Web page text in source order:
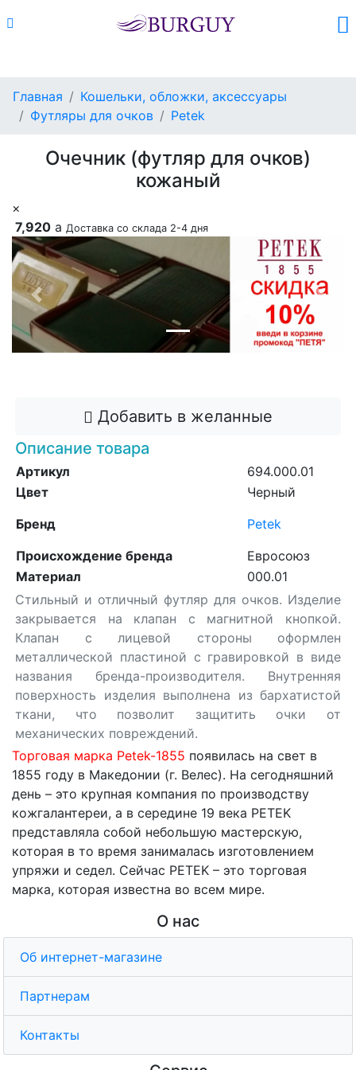
Главная
Кошельки, обложки, аксессуары
Футляры для очков
Petek
Очечник (футляр для очков)
кожаный
×
7,920 a Доставка со склада 2-4 дня
Previous
Добавить в желанные
Описание товара
Артикул
694.000.01
Цвет
Черный
Бренд
Petek
Происхождение бренда
Евросоюз
Материал
000.01
Стильный и отличный футляр для очков. Изделие
закрывается на клапан с магнитной кнопкой.
Клапан с лицевой стороны оформлен
металлической пластиной с гравировкой в виде
названия бренда-производителя. Внутренняя
поверхность изделия выполнена из бархатистой
ткани, что позволит защитить очки от
механических повреждений.
Торговая марка Petek-1855 появилась на свет в
1855 году в Македонии (г. Велес). На сегодняшний
день – это крупная компания по производству
кожгалантереи, а в середине 19 века PETEK
представляла собой небольшую мастерскую,
которая в то время занималась изготовлением
упряжи и седел. Сейчас PETEK – это торговая
марка, которая известна во всем мире.
О нас
Об интернет-магазине
Партнерам
Контакты